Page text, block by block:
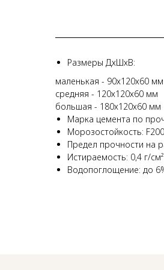
Размеры ДхШхВ:
маленькая - 90х120х60 мм
средняя - 120х120х60 мм
большая - 180х120х60 мм
Марка цемента по
Морозостойкость: F200
Предел прочности на
Истираемость: 0,4 г/cм²
Водопоглощение: до